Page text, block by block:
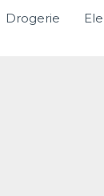
Drogerie